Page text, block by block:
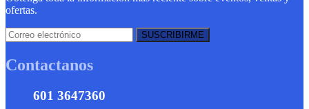
ofertas.
Contactanos
601 3647360